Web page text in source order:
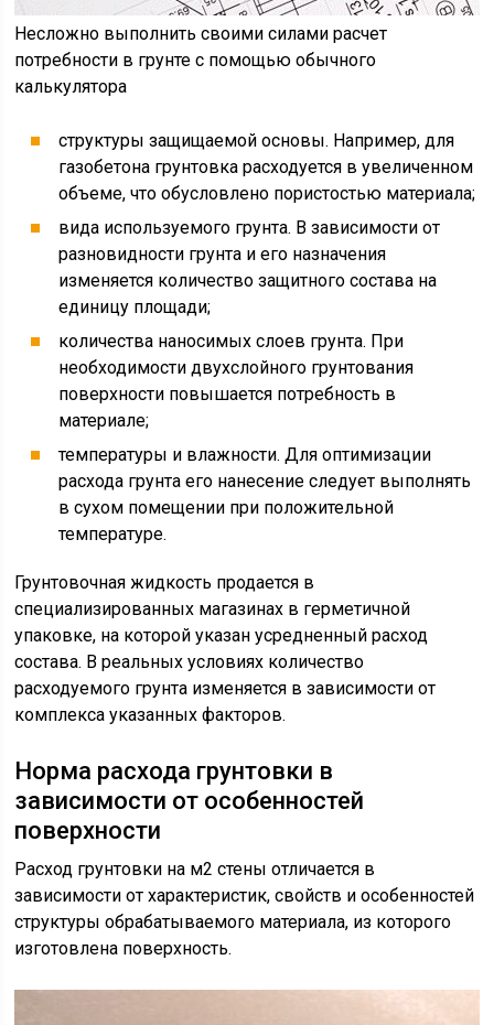
Несложно выполнить своими силами расчет
потребности в грунте с помощью обычного
калькулятора
структуры защищаемой основы. Например, для
газобетона грунтовка расходуется в увеличенном
объеме, что обусловлено пористостью материала;
вида используемого грунта. В зависимости от
разновидности грунта и его назначения
изменяется количество защитного состава на
единицу площади;
количества наносимых слоев грунта. При
необходимости двухслойного грунтования
поверхности повышается потребность в
материале;
температуры и влажности. Для оптимизации
расхода грунта его нанесение следует выполнять
в сухом помещении при положительной
температуре.
Грунтовочная жидкость продается в
специализированных магазинах в герметичной
упаковке, на которой указан усредненный расход
состава. В реальных условиях количество
расходуемого грунта изменяется в зависимости от
комплекса указанных факторов.
Норма расхода грунтовки в
зависимости от особенностей
поверхности
Расход грунтовки на м2 стены отличается в
зависимости от характеристик, свойств и особенностей
структуры обрабатываемого материала, из которого
изготовлена поверхность.